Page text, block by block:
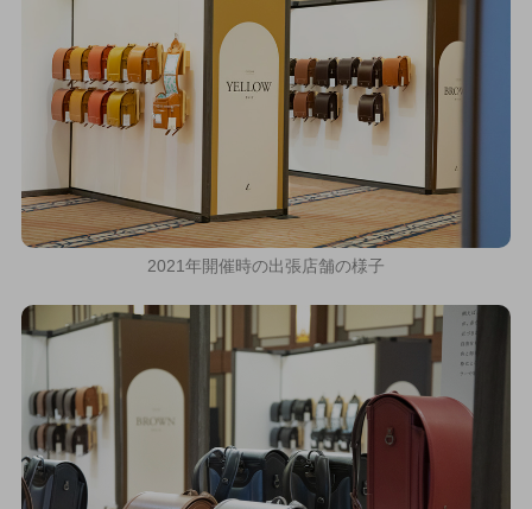
2021年開催時の出張店舗の様子